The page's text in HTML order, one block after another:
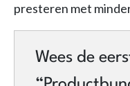
presteren met
Wees de